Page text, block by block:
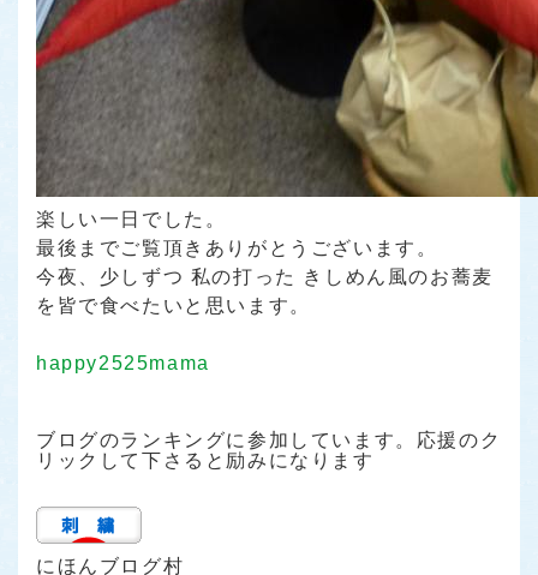
楽しい一日でした。
最後までご覧頂きありがとうございます。
今夜、少しずつ 私の打った きしめん風のお蕎麦
を皆で食べたいと思います。
happy2525mama
ブログのランキングに参加しています。応援のク
リックして下さると励みになります
にほんブログ村